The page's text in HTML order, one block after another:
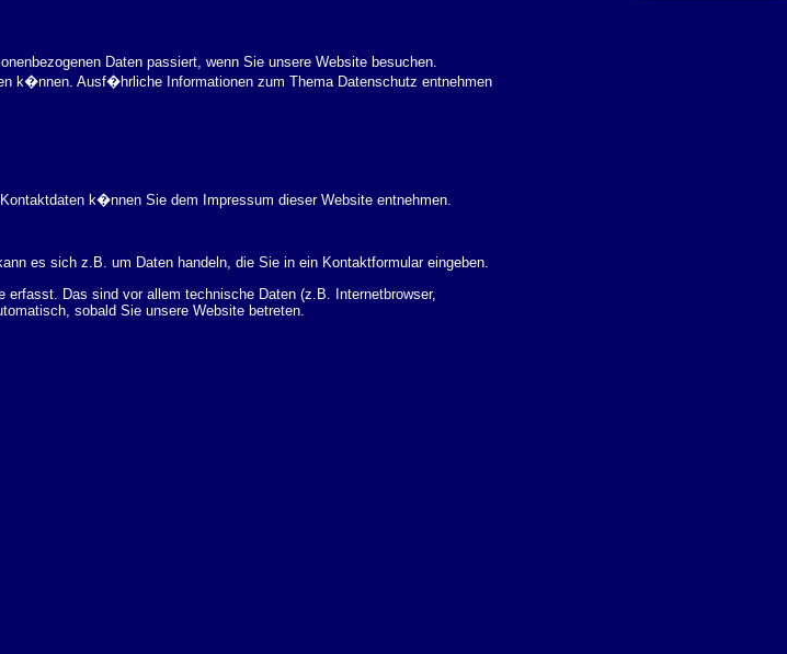
Daten passiert, wenn Sie unsere Website besuchen.
k�nnen. Ausf�hrliche Informationen zum Thema Datenschutz entnehmen
k�nnen Sie dem Impressum dieser Website entnehmen.
es sich z.B. um Daten handeln, die Sie in ein Kontaktformular eingeben.
Das sind vor allem technische Daten (z.B. Internetbrowser,
sobald Sie unsere Website betreten.